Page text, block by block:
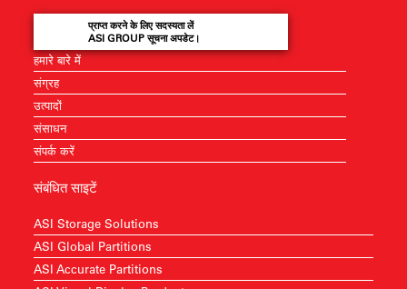
प्राप्त करने के लिए सदस्यता लें
ASI GROUP सूचना अपडेट।
हमारे बारे में
संग्रह
उत्पादों
संसाधन
संपर्क करें
संबंधित साइटें
ASI Storage Solutions
ASI Global Partitions
ASI Accurate Partitions